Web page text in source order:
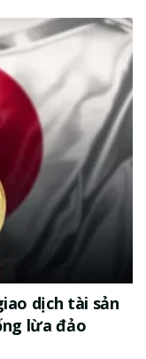
dịch tài sản
lừa đảo